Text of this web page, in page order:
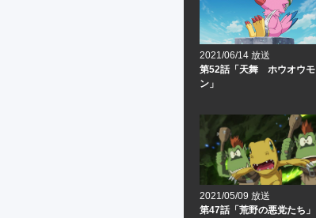
2021/06/14 放送
第52話「天舞 ホウオウモ
ン」
2021/05/09 放送
第47話「荒野の悪党たち」